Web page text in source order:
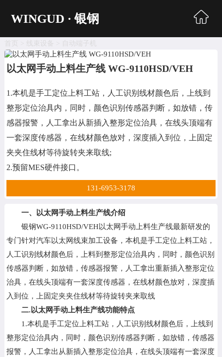
WINGUD · 银钢
首页
超声波焊接
自动生产线
同轴剥线机
电脑剥线机
自动端子机
收送线机
行业资讯
联系银钢
首页 线束设备 自动端子机
以太网手动上料生产线 WG-9110HSD/VEH
1.本机是手工定位上料工站，人工识别线材颜色后，上线到
整形定位治具内，同时，颜色识别传感器判断，如放错，传
感器报警，人工拿出从新插入整形定位治具，在线头顶端有
一套深度传感器，在线材颜色放对，深度插入到位，上固定
夹夹住线材等待旋转夹来取线;
2.预留MES硬件接口。
131-6953-3178
一、以太网手动上料生产线介绍
银钢WG-9110HSD/VEH以太网手动上料生产线最新研发的
专门针对汽车以太网线束加工设备，本机是手工定位上料工站，
人工识别线材颜色后，上料到整形定位治具内，同时，颜色识别
传感器判断，如放错，传感器报警，人工拿出重新插入整形定位
治具，在线头顶端有一套深度传感器，在线材颜色放对，深度插
入到位，上固定夹夹住线材等待旋转夹来取线
二.以太网手动上料生产线功能特点
1.本机是手工定位上料工站，人工识别线材颜色后，上线到
整形定位治具内，同时，颜色识别传感器判断，如放错，传感器
报警，人工拿出从新插入整形定位治具，在线头顶端有一套深度